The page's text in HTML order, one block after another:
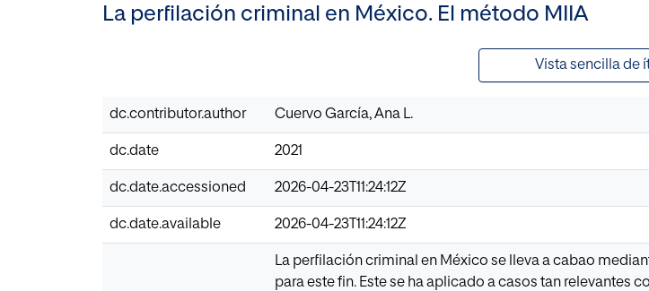
La perfilación criminal en México. El método MIIA
Vista sencilla de
dc.contributor.author Cuervo García, Ana L.
dc.date 2021
dc.date.accessioned 2026-04-23T11:24:12Z
dc.date.available 2026-04-23T11:24:12Z
La perfilación criminal en México se lleva a cabao
para este fin. Este se ha aplicado a casos tan relevantes